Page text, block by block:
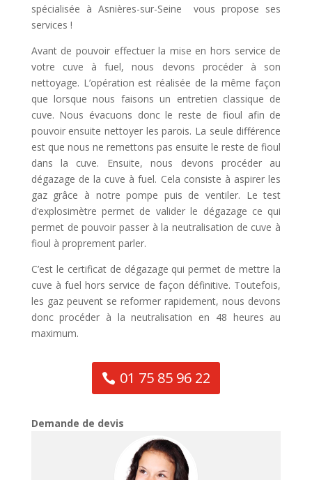
spécialisée à Asnières-sur-Seine vous propose ses
services !
Avant de pouvoir effectuer la mise en hors service de
votre cuve à fuel, nous devons procéder à son
nettoyage. L’opération est réalisée de la même façon
que lorsque nous faisons un entretien classique de
cuve. Nous évacuons donc le reste de fioul afin de
pouvoir ensuite nettoyer les parois. La seule différence
est que nous ne remettons pas ensuite le reste de fioul
dans la cuve. Ensuite, nous devons procéder au
dégazage de la cuve à fuel. Cela consiste à aspirer les
gaz grâce à notre pompe puis de ventiler. Le test
d’explosimètre permet de valider le dégazage ce qui
permet de pouvoir passer à la neutralisation de cuve à
fioul à proprement parler.
C’est le certificat de dégazage qui permet de mettre la
cuve à fuel hors service de façon définitive. Toutefois,
les gaz peuvent se reformer rapidement, nous devons
donc procéder à la neutralisation en 48 heures au
maximum.
01 75 85 96 22
Demande de devis